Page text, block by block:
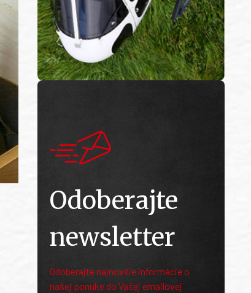
Odoberajte
newsletter
Odoberajte najnovšie informácie o
našej ponuke do Vašej emailovej